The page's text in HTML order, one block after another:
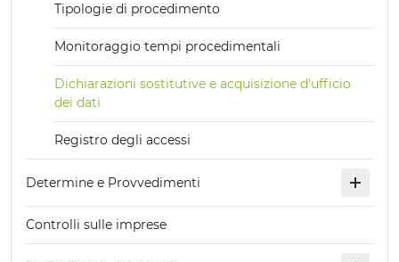
Tipologie di procedimento
Monitoraggio tempi procedimentali
Dichiarazioni sostitutive e acquisizione d'ufficio
dei dati
Registro degli accessi
Determine e Provvedimenti
Controlli sulle imprese